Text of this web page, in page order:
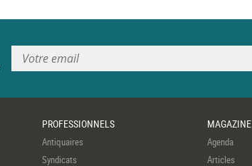
PROFESSIONNELS
Antiquaires
Syndicats
MAGAZINE
Agenda
Articles